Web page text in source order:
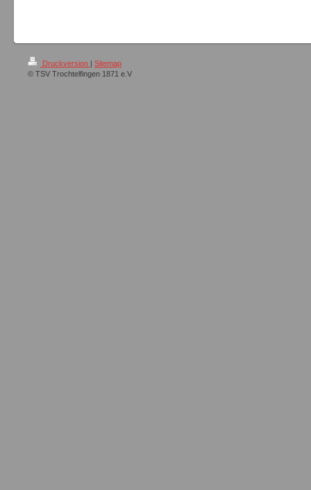
Druckversion | Sitemap
© TSV Trochtelfingen 1871 e.V